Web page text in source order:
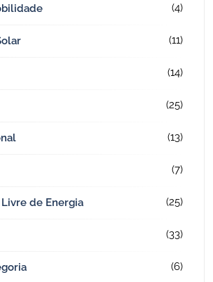
(4)
(11)
(14)
(25)
(13)
(7)
de Energia (25)
(33)
(6)